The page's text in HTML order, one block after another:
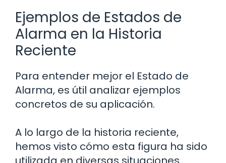
Ejemplos de Estados de
Alarma en la Historia
Reciente
Para entender mejor el Estado de
Alarma, es útil analizar ejemplos
concretos de su aplicación.
A lo largo de la historia reciente,
hemos visto cómo esta figura ha sido